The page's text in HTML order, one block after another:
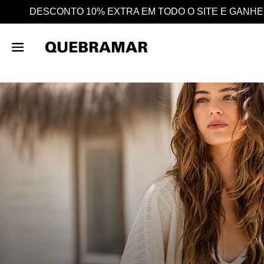
AINDA 25% EM CASHBACK EM TODAS AS